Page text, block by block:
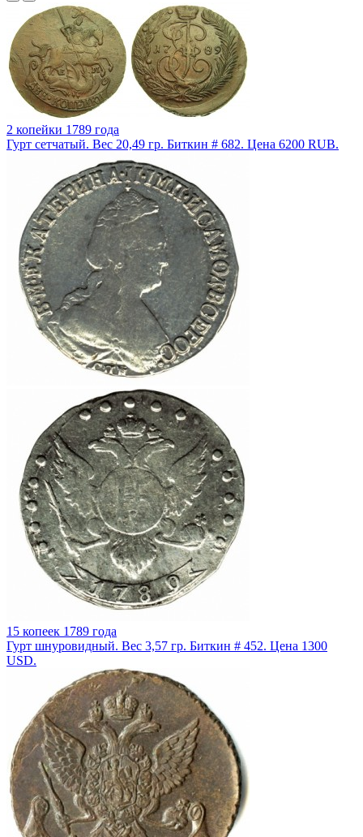
2 копейки 1789 года
Гурт сетчатый. Вес 20,49 гр. Биткин # 682. Цена 6200 RUB.
15 копеек 1789 года
Гурт шнуровидный. Вес 3,57 гр. Биткин # 452. Цена 1300
USD.